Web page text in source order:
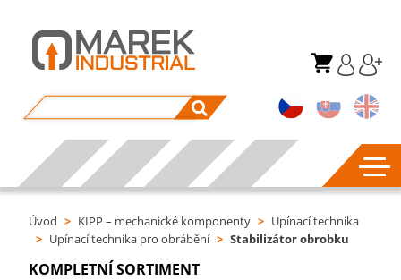
Úvod > KIPP – mechanické komponenty > Upínací technika
> Upínací technika pro obrábění > Stabilizátor obrobku
KOMPLETNÍ SORTIMENT